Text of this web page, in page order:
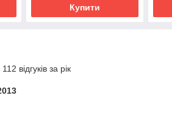
Купити
відгуків за рік